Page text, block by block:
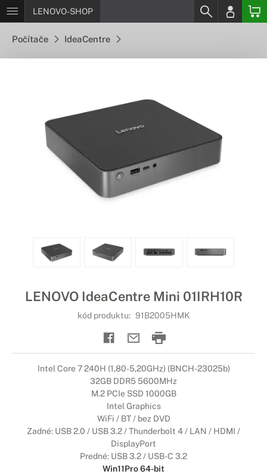
LENOVO-SHOP
Počítače IdeaCentre
LENOVO IdeaCentre Mini 01IRH10R
kód produktu: 91B2005HMK
Intel Core 7 240H (1,80-5,20GHz) (BNCH-23025b)
32GB DDR5 5600MHz
M.2 PCIe SSD 1000GB
Intel Graphics
WiFi / BT / bez DVD
Zadné: USB 2.0 / USB 3.2 / Thunderbolt 4 / LAN / HDMI /
DisplayPort
Predné: USB 3.2 / USB-C 3.2
Win11Pro 64-bit